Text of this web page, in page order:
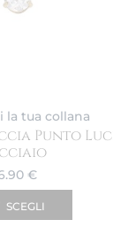
la tua collana
Punto
€
SCEGLI